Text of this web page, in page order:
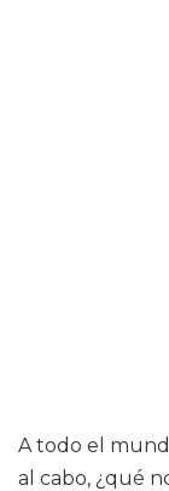
A todo el
al cabo, ¿qué